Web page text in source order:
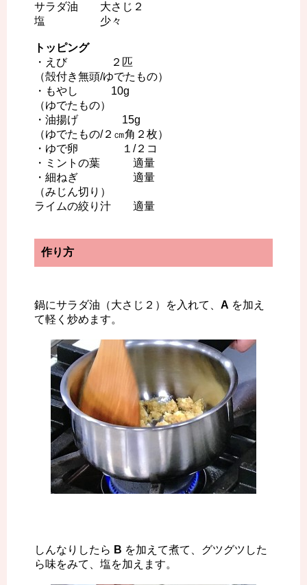
サラダ油 大さじ２
塩 少々
トッピング
・えび ２匹
（殻付き無頭/ゆでたもの）
・もやし 10g
（ゆでたもの）
・油揚げ 15g
（ゆでたもの/２㎝角２枚）
・ゆで卵 １/２コ
・ミントの葉 適量
・細ねぎ 適量
（みじん切り）
ライムの絞り汁 適量
作り方
鍋にサラダ油（大さじ２）を入れて、 A を加え
て軽く炒めます。
しんなりしたら B を加えて煮て、グツグツした
ら味をみて、塩を加えます。